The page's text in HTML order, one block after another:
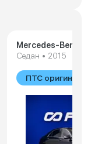
Mercedes-Benz
Седан • 2015
ПТС оригинал